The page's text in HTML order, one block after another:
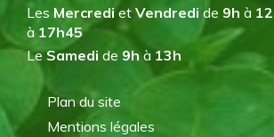
Les Mercrediet Vendredi de 9h à
à 17h45
LeSamedi de 9hà 13h
Plan du site
Mentions légales